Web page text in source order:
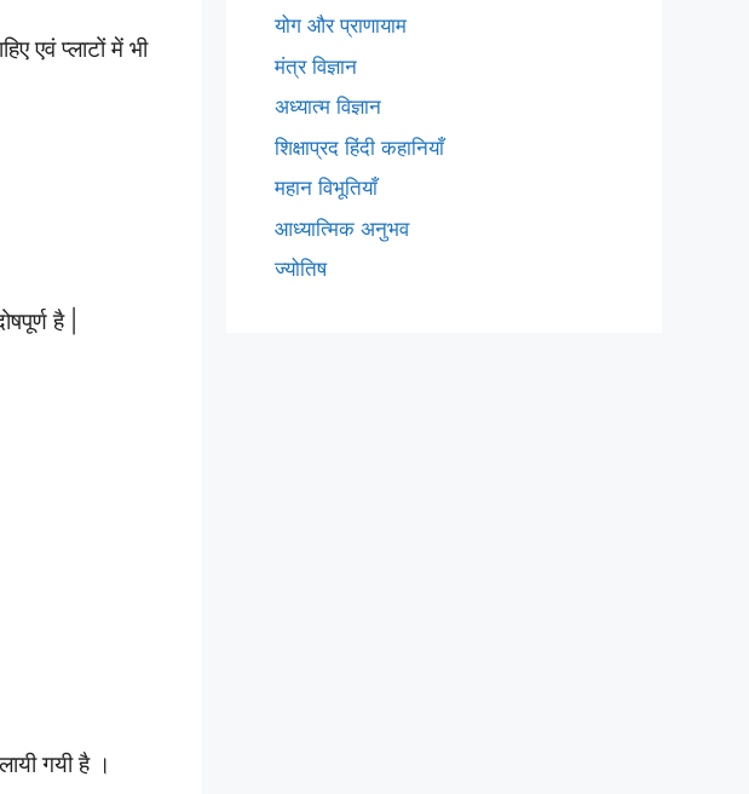
एवं प्लाटों में भी
है |
गयी है ।
योग और प्राणायाम
मंत्र विज्ञान
अध्यात्म विज्ञान
शिक्षाप्रद हिंदी कहानियाँ
महान विभूतियाँ
आध्यात्मिक अनुभव
ज्योतिष